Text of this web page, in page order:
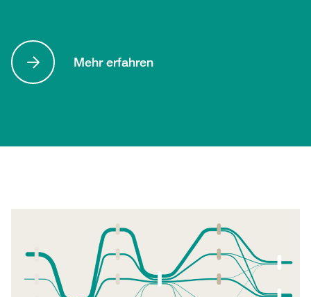
Mehr erfahren